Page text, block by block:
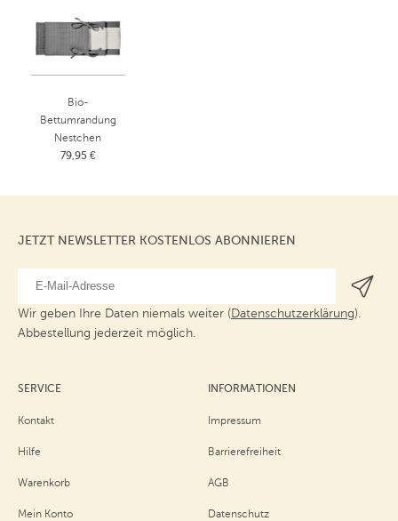
Bio-
Bettumrandung
Nestchen
Teddyplüsch &
79,95 €
JETZT NEWSLETTER KOSTENLOS ABONNIEREN
Wir geben Ihre Daten niemals weiter (Datenschutzerklärung).
Abbestellung jederzeit möglich.
SERVICE
Kontakt
Hilfe
Warenkorb
Mein Konto
INFORMATIONEN
Impressum
Barrierefreiheit
AGB
Datenschutz